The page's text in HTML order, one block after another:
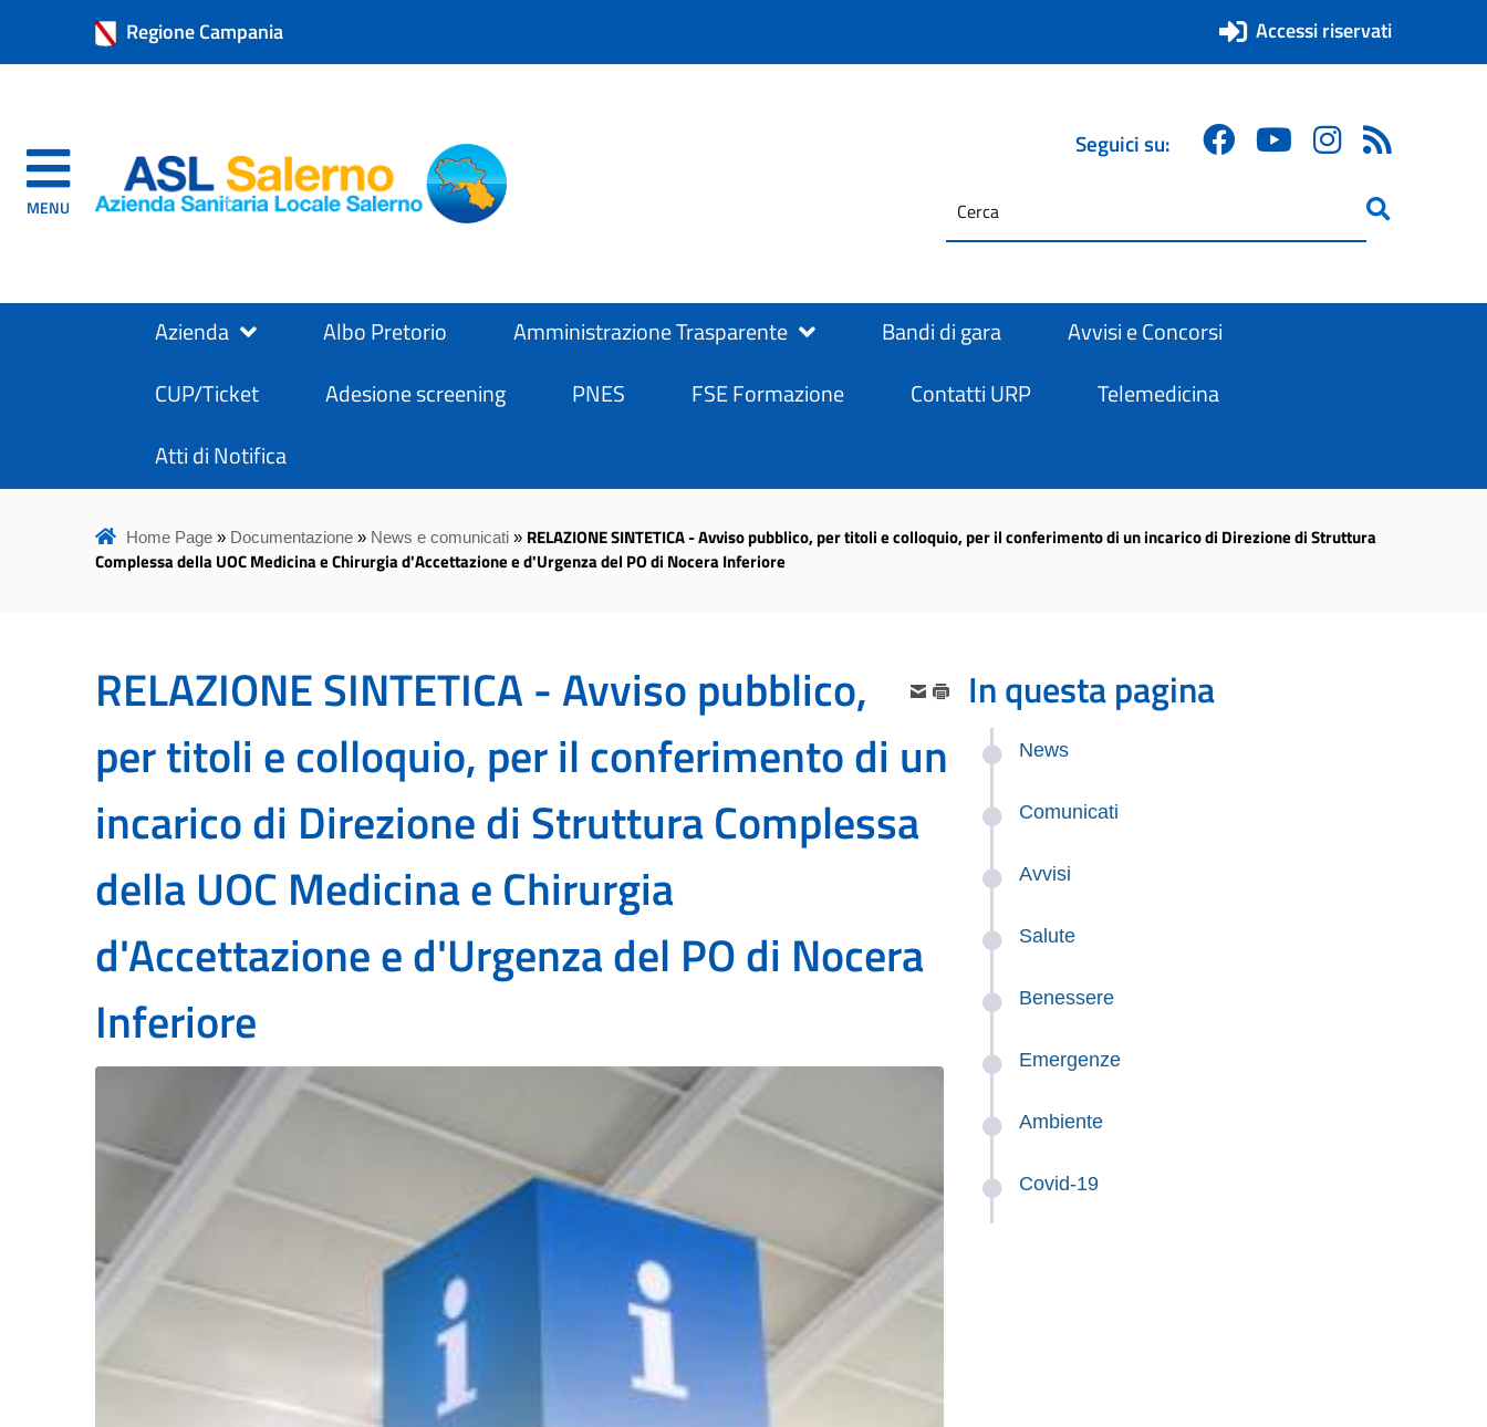
Regione Campania Accessi riservati
MENU ASL Salerno
ASL Salerno
Seguici su:
da
ricerca
Azienda Albo Pretorio Amministrazione Trasparente Bandi di gara
Avvisi e Concorsi
CUP/Ticket
Adesione screening PNES FSE Formazione Contatti URP
Telemedicina
Atti di Notifica
Home Page» Documentazione» News e comunicati» RELAZIONE SINTETICA - Avviso pubblico, per titoli e colloquio, per il conferimento di un incarico di Direzione di Struttura
Complessa della UOC Medicina e Chirurgia d'Accettazione e d'Urgenza del PO di Nocera Inferiore
RELAZIONE SINTETICA - Avviso pubblico,
per titoli e colloquio, per il conferimento di un
incarico di Direzione di Struttura Complessa
della UOC Medicina e Chirurgia
d'Accettazione e d'Urgenza del PO di Nocera
Inferiore
In questa pagina
News
Comunicati
Avvisi
Salute
Benessere
Emergenze
Ambiente
Covid-19